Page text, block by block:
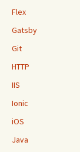
Flex
Gatsby
Git
HTTP
IIS
Ionic
iOS
Java